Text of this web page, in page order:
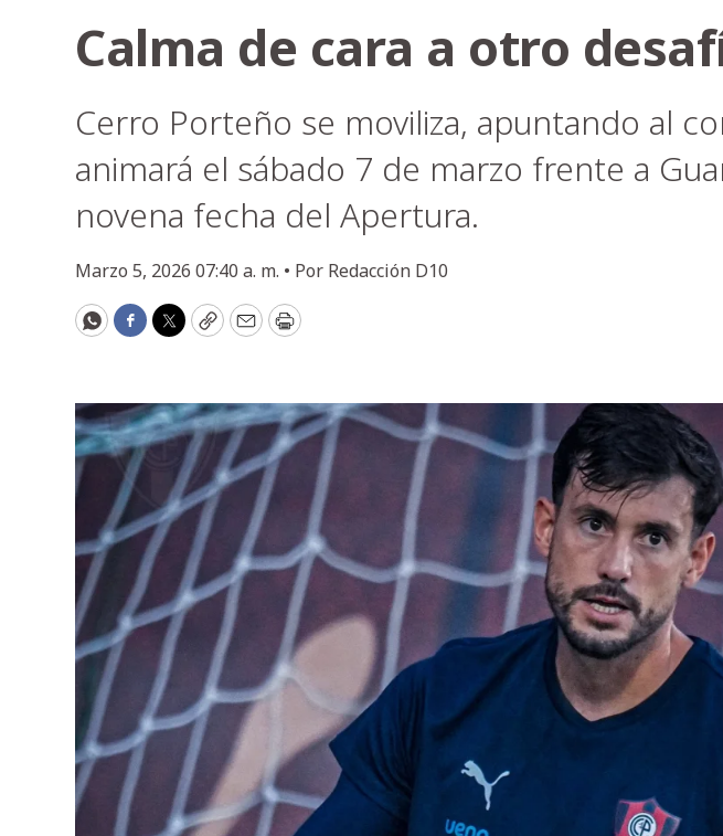
Calma de cara a otro
Cerro Porteño se moviliza, apuntando al
animará el sábado 7 de marzo frente a
novena fecha del Apertura.
Marzo 5, 2026 07:40 a. m. • Por Redacción D10
WhatsApp
Facebook
Twitter
CopyEmailPrint